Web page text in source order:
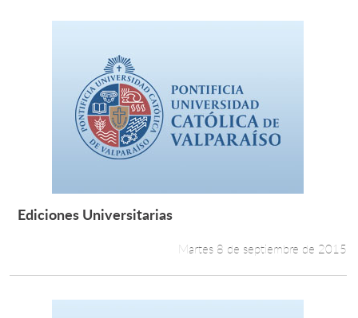
Ediciones Universitarias
Martes 8 de septiembre de 2015